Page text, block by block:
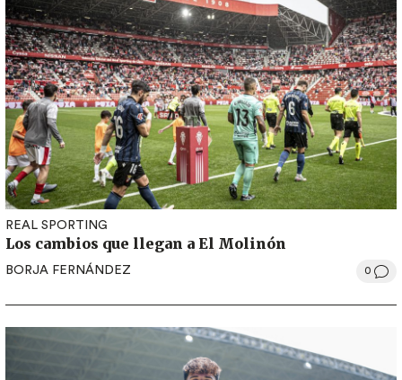
REAL SPORTING
Los cambios que llegan a El Molinón
BORJA FERNÁNDEZ 0